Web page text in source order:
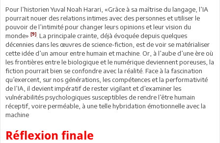
Pour l’historien Yuval Noah Harari, «Grâce à sa maîtrise du langage, l’IA
pourrait nouer des relations intimes avec des personnes et utiliser le
pouvoir de l’intimité pour changer leurs opinions et leur vision du
monde» [9] . La principale crainte, déjà évoquée depuis quelques
décennies dans les œuvres de science-fiction, est de voir se matérialiser
cette idée d’un amour entre humain et machine. Or, à l’aube d’une ère où
les frontières entre le biologique et le numérique deviennent poreuses, la
fiction pourrait bien se confondre avec la réalité. Face à la fascination
qu’exercent, sur nos générations, les compétences et la performativité
de l’IA, il devient impératif de rester vigilant et d’examiner les
vulnérabilités psychologiques susceptibles de rendre l’être humain
réceptif, voire perméable, à une telle hybridation émotionnelle avec la
machine
Réflexion finale